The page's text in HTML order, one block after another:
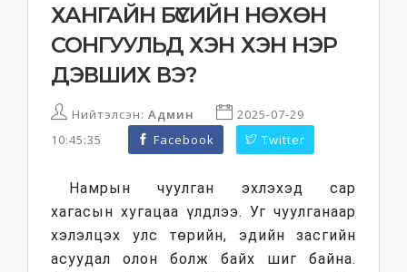
ХАНГАЙН БҮСИЙН НӨХӨН
СОНГУУЛЬД ХЭН ХЭН НЭР
ДЭВШИХ ВЭ?
Нийтэлсэн: Админ
2025-07-29
10:45:35
Facebook Twitter
Намрын чуулган эхлэхэд сар
хагасын хугацаа үлдлээ. Уг чуулганаар
хэлэлцэх улс төрийн, эдийн засгийн
асуудал олон болж байх шиг байна.